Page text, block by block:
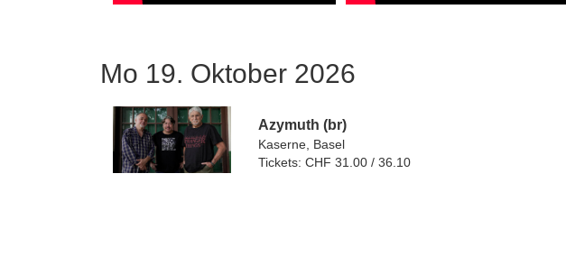
Mo 19. Oktober 2026
Azymuth (br)
Kaserne, Basel
Tickets: CHF 31.00 / 36.10